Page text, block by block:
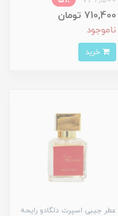
710,400 تومان
ناموجود
عطر جیبی اسپرت دلگادو رایحه